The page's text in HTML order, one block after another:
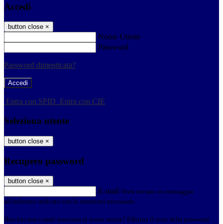
Accedi
button close ×
Nome Utente
Password
Password dimenticata?
-
Entra con SPID Entra con CIE
Seleziona utente
button close ×
Recupero password
button close ×
E-mail Verrà inviato un messaggio
all'indirizzo indicato con le istruzioni necessarie.
Non hai una e-mail associata al nome utente? Effettua il reset della password